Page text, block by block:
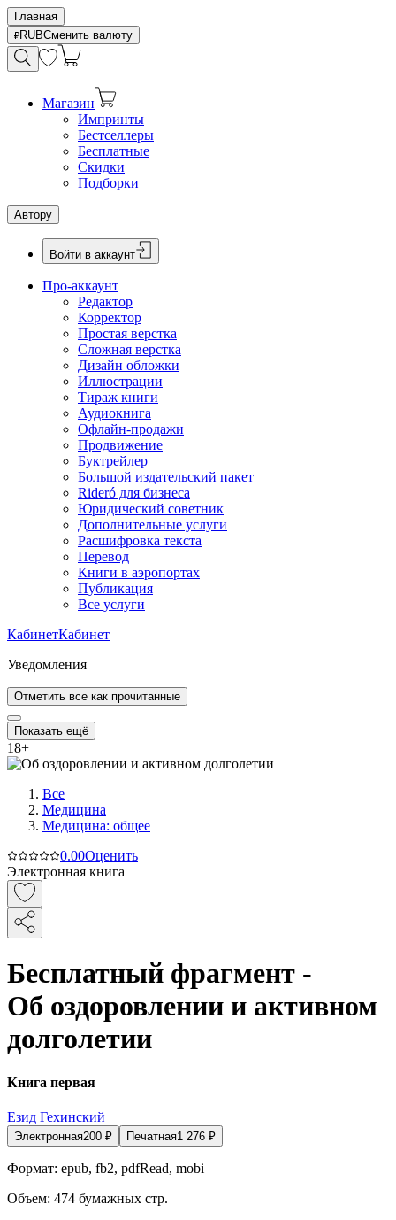
Главная
RUBСменить валюту
Магазин
Импринты
Бестселлеры
Бесплатные
Скидки
Подборки
Автору
Войти в аккаунт
Про-аккаунт
Редактор
Корректор
Простая верстка
Сложная верстка
Дизайн обложки
Иллюстрации
Тираж книги
Аудиокнига
Офлайн-продажи
Продвижение
Буктрейлер
Большой издательский пакет
Rideró для бизнеса
Юридический советник
Дополнительные услуги
Расшифровка текста
Перевод
Книги в аэропортах
Публикация
Все услуги
КабинетКабинет
Уведомления
Отметить все как прочитанные
Показать ещё
18+
Все
Медицина
Медицина: общее
0.00Оценить
Электронная книга
Бесплатный фрагмент -
Об оздоровлении и активном
долголетии
Книга первая
Езид Гехинский
Электронная200 ₽ Печатная1 276 ₽
Формат: epub, fb2, pdfRead, mobi
Объем: 474 бумажных стр.